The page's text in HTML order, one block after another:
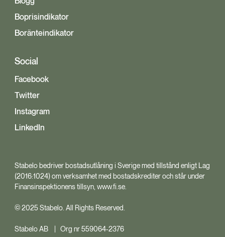
Boprisindikator
Boränteindikator
Social
Facebook
Twitter
Instagram
LinkedIn
Stabelo bedriver bostadsutlåning i Sverige med tillstånd enligt Lag
(2016:1024) om verksamhet med bostadskrediter och står under
Finansinspektionens tillsyn, www.fi.se.
© 2025 Stabelo. All Rights Reserved.
Stabelo AB | Org nr 559064-2376